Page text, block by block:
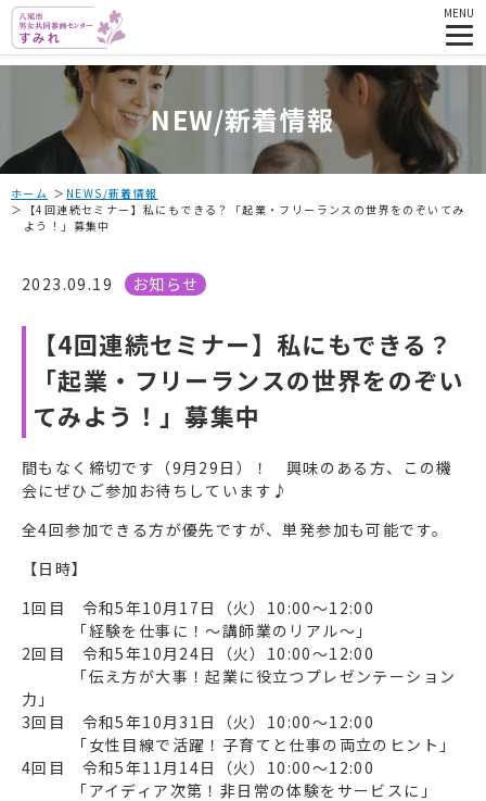
MENU
NEW/新着情報
ホーム
NEWS/新着情報
【4回連続セミナー】私にもできる？「起業・フリーランスの世界をのぞいてみ
よう！」募集中
2023.09.19 お知らせ
【4回連続セミナー】私にもできる？
「起業・フリーランスの世界をのぞい
てみよう！」募集中
間もなく締切です（9月29日）！ 興味のある方、この機
会にぜひご参加お待ちしています♪
全4回参加できる方が優先ですが、単発参加も可能です。
【日時】
1回目 令和5年10月17日（火）10:00～12:00
「経験を仕事に！～講師業のリアル～」
2回目 令和5年10月24日（火）10:00～12:00
「伝え方が大事！起業に役立つプレゼンテーション
力」
3回目 令和5年10月31日（火）10:00～12:00
「女性目線で活躍！子育てと仕事の両立のヒント」
4回目 令和5年11月14日（火）10:00～12:00
「アイディア次第！非日常の体験をサービスに」